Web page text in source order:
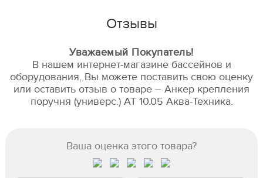
Отзывы
Уважаемый Покупатель!
В нашем интернет-магазине бассейнов и
оборудования, Вы можете поставить свою оценку
или оставить отзыв о товаре – Анкер крепления
поручня (универс.) АТ 10.05 Аква-Техника.
Ваша оценка этого товара?